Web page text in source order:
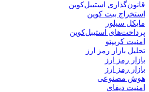
قانون‌گذاری استیبل‌کوین
استخراج بیت کوین
مایکل سیلور
پرداخت‌های استیبل‌کوین
امنیت کریپتو
تحلیل بازار رمز ارز
بازار رمز ارز
بازار رمز ارز
هوش مصنوعی
امنیت دیفای